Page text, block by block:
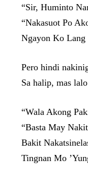
“Sir, Huminto
“Nakasuot Po
Ngayon Ko Lang
Pero hindi
Sa halip, mas
“Wala Akong
“Basta May
Bakit
Tingnan Mo